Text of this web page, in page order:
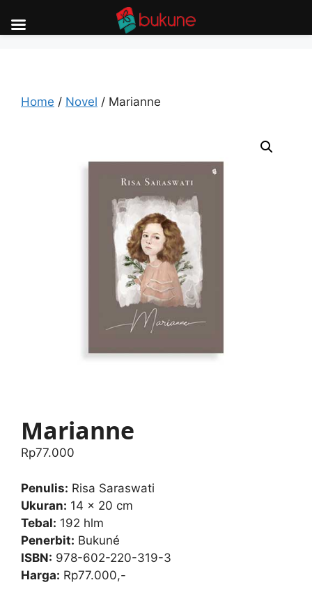
Home / Novel / Marianne
Marianne
Rp77.000
Penulis: Risa Saraswati
Ukuran: 14 x 20 cm
Tebal: 192 hlm
Penerbit: Bukuné
ISBN: 978-602-220-319-3
Harga: Rp77.000,-